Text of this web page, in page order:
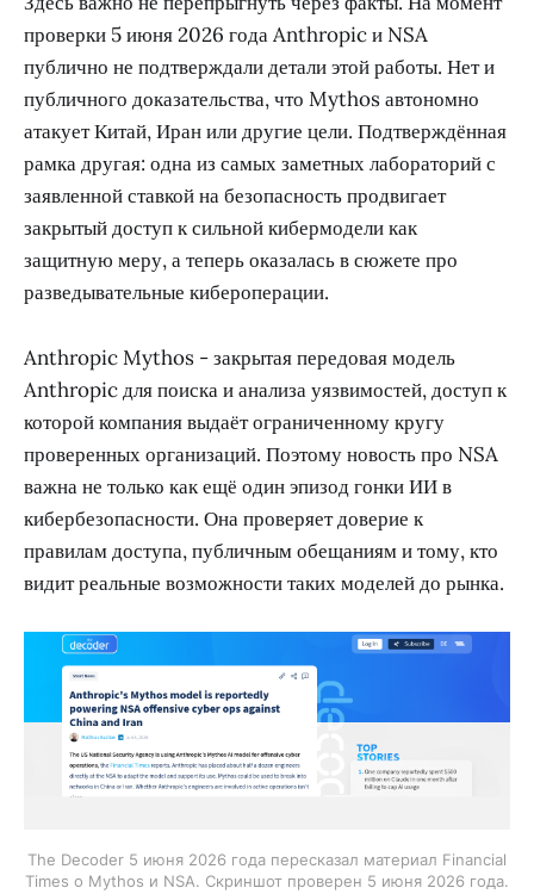
проверки 5 июня 2026 года Anthropic и NSA
публично не подтверждали детали этой работы. Нет и
публичного доказательства, что Mythos автономно
атакует Китай, Иран или другие цели. Подтверждённая
рамка другая: одна из самых заметных лабораторий с
заявленной ставкой на безопасность продвигает
закрытый доступ к сильной кибермодели как
защитную меру, а теперь оказалась в сюжете про
разведывательные кибероперации.
Anthropic Mythos - закрытая передовая модель
Anthropic для поиска и анализа уязвимостей, доступ к
которой компания выдаёт ограниченному кругу
проверенных организаций. Поэтому новость про NSA
важна не только как ещё один эпизод гонки ИИ в
кибербезопасности. Она проверяет доверие к
правилам доступа, публичным обещаниям и тому, кто
видит реальные возможности таких моделей до рынка.
The Decoder 5 июня 2026 года пересказал материал Financial
Times о Mythos и NSA. Скриншот проверен 5 июня 2026 года.